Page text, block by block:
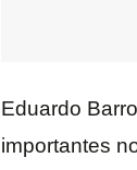
Eduardo
importantes